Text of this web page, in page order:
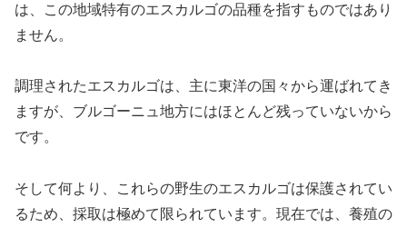
は、この地域特有のエスカルゴの品種を指すものではあり
ません。
調理されたエスカルゴは、主に東洋の国々から運ばれてき
ますが、ブルゴーニュ地方にはほとんど残っていないから
です。
そして何より、これらの野生のエスカルゴは保護されてい
るため、採取は極めて限られています。現在では、養殖の